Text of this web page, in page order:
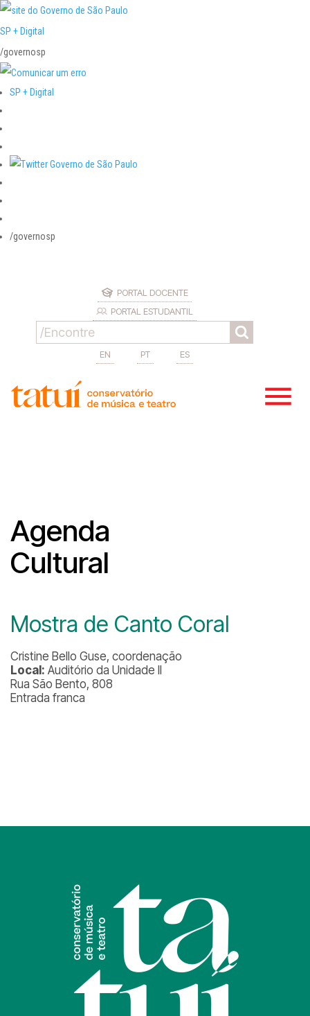
SP + Digital
/governosp
SP + Digital
/governosp
PORTAL DOCENTE
PORTAL ESTUDANTIL
EN PT ES
Agenda
Cultural
Mostra de Canto Coral
Cristine Bello Guse, coordenação
Local: Auditório da Unidade II
Rua São Bento, 808
Entrada franca